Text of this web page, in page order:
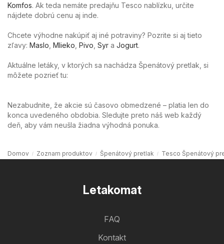
Komfos. Ak teda nemáte predajňu Tesco nablízku, určite
nájdete dobrú cenu aj inde.
Chcete výhodne nakúpiť aj iné potraviny? Pozrite si aj tieto
zľavy: Maslo Mlieko Pivo Syr a Jogurt.
Aktuálne letáky, v ktorých sa nachádza Špenátový pretlak, si
môžete pozrieť tu:
Nezabudnite, že akcie sú časovo obmedzené – platia len do
konca uvedeného obdobia. Sledujte preto náš web každý
deň, aby vám neušla žiadna výhodná ponuka.
Domov Zoznam produktov Špenátový pretlak Tesco Špenátový
Letakomat
FAQ
Kontakt